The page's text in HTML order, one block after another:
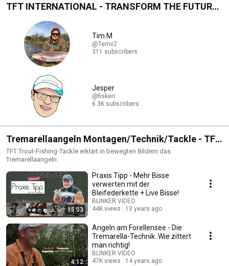
TFT INTERNATIONAL - TRANSFORM THE FUTURE
Tim M
@Temii2
311 subscribers
Jesper
@fiskeri
6.3K subscribers
Tremarellaangeln Montagen/Technik/Tackle - TFT
LIVE -
TFT Trout-Fishing-Tackle erklärt in bewegten Bildern das
Tremarellaangeln.
15:03
Praxis Tipp - Mehr Bisse
verwerten mit der
Bleifederkette + Live Bisse!
BLINKER VIDEO
44K views
13 years ago
4:12
Angeln am Forellensee - Die
Tremarella-Technik. Wie zittert
man richtig!
BLINKER VIDEO
47K views
14 years ago